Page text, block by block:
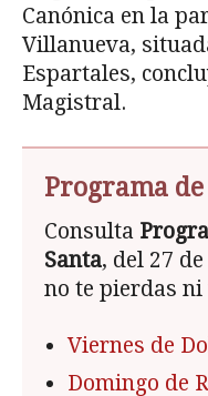
Canónica en la
Villanueva,
Espartales,
Magistral.
Programa de
Consulta
Santa, del 27
no te pierdas ni
Viernes de
Domingo de